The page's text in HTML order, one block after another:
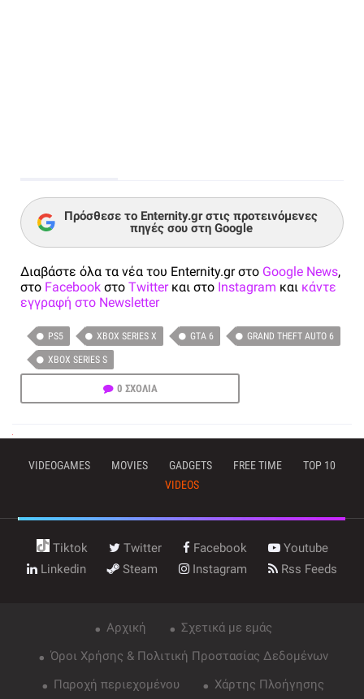
Πρόσθεσε το Enternity.gr στις προτεινόμενες
πηγές σου στη Google
Διαβάστε όλα τα νέα του Enternity.gr στο Google News,
στο Facebook στο Twitterκαι στο Instagram και κάντε
εγγραφή στο Newsletter
PS5 XBOX SERIES X GTA 6 GRAND THEFT AUTO 6
XBOX SERIES S
0 ΣΧΟΛΙΑ
VIDEOGAMES MOVIES GADGETS FREE TIME
TOP 10
VIDEOS
Tiktok Twitter Facebook
Youtube
Linkedin
Steam Instagram Rss Feeds
Αρχική
Σχετικά με εμάς
Όροι Χρήσης & Πολιτική Προστασίας Δεδομένων
Παροχή περιεχομένου
Χάρτης Πλοήγησης